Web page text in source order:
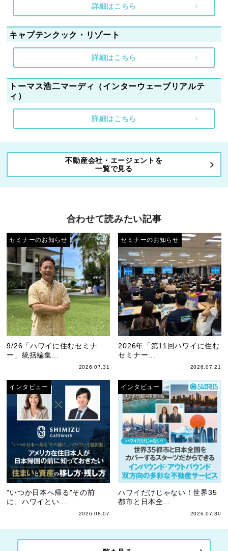
詳細はこちら
キャプテンクック・リゾート
詳細はこちら
トーマス浩二マーディ（インターウェーブリアルテ
ィ）
詳細はこちら
不動産会社・エージェントを
一覧で見る
合わせて読みたい記事
セミナーのお知らせ
9/26「ハワイに住むセミナ
ー」統括編集...
2026.07.31
セミナーのお知らせ
2026年「第11回ハワイに住む
セミナー...
2026.07.21
インタビュー
"いつか日本へ帰る"その前
に、ハワイとい...
2026.08.07
インタビュー
ハワイだけじゃない！世界35
都市と日本全...
2026.07.30